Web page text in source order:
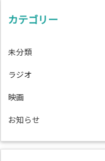
ブ
カテゴリー
未分類
ラジオ
映画
お知らせ